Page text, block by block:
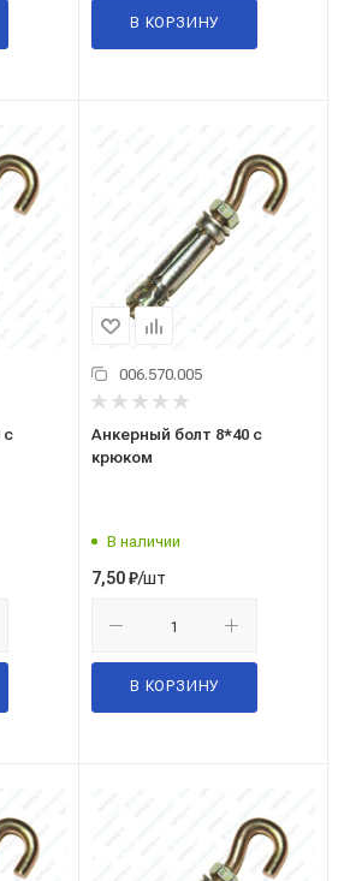
В КОРЗИНУ
006.570.005
Анкерный болт 8*40 с
крюком
В наличии
7,50₽/шт
В КОРЗИНУ